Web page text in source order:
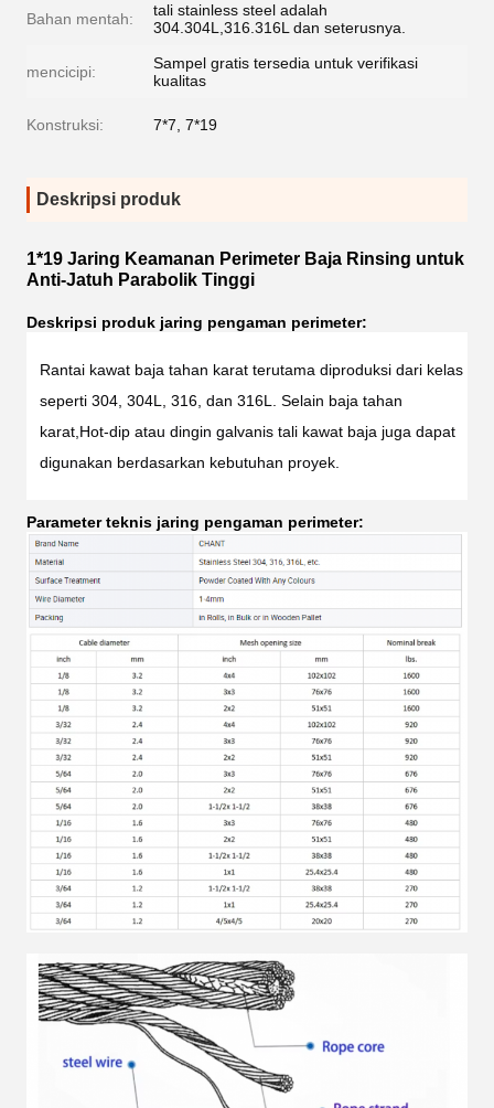
Bahan mentah:
tali stainless steel adalah
304.304L,316.316L dan seterusnya.
mencicipi:
Sampel gratis tersedia untuk verifikasi
kualitas
Konstruksi: 7*7, 7*19
Deskripsi produk
1*19 Jaring Keamanan Perimeter Baja Rinsing untuk
Anti-Jatuh Parabolik Tinggi
Deskripsi produk jaring pengaman perimeter:
Rantai kawat baja tahan karat terutama diproduksi dari kelas
seperti 304, 304L, 316, dan 316L. Selain baja tahan
karat,Hot-dip atau dingin galvanis tali kawat baja juga dapat
digunakan berdasarkan kebutuhan proyek.
Parameter teknis jaring pengaman perimeter: